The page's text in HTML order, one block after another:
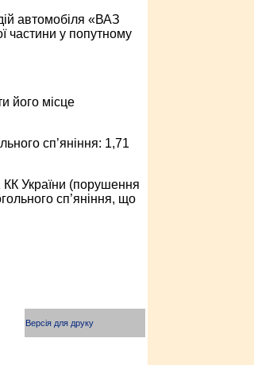
автомобіля «ВАЗ
частини у попутному
його місце
сп’яніння: 1,71
КК України (порушення
сп’яніння, що
Версія для друку